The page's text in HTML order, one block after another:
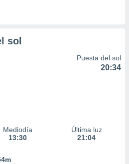
sol
Puesta del sol
20:34
Mediodía
13:30
Última luz
21:04